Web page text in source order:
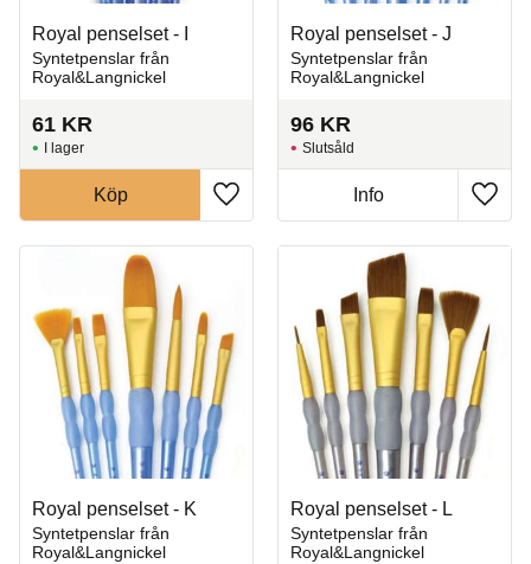
Royal penselset - I
Syntetpenslar från
Royal&Langnickel
61 KR
Lägg till i favoriter
I lager
Köp
Royal penselset - J
Syntetpenslar från
Royal&Langnickel
96 KR
Lägg
Slutsåld
Info
Royal penselset - K
Syntetpenslar från
Royal&Langnickel
Royal penselset - L
Syntetpenslar från
Royal&Langnickel